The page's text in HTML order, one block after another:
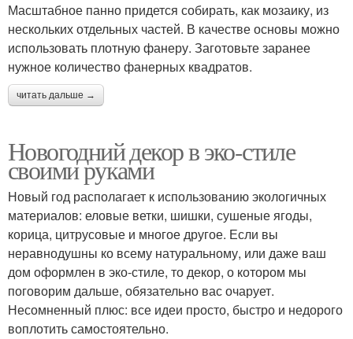
Масштабное панно придется собирать, как мозаику, из
нескольких отдельных частей. В качестве основы можно
использовать плотную фанеру. Заготовьте заранее
нужное количество фанерных квадратов.
читать дальше →
Новогодний декор в эко-стиле
своими руками
Новый год располагает к использованию экологичных
материалов: еловые ветки, шишки, сушеные ягоды,
корица, цитрусовые и многое другое. Если вы
неравнодушны ко всему натуральному, или даже ваш
дом оформлен в эко-стиле, то декор, о котором мы
поговорим дальше, обязательно вас очарует.
Несомненный плюс: все идеи просто, быстро и недорого
воплотить самостоятельно.